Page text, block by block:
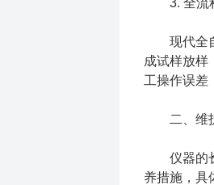
3. 全流程
现代全自
成试样放样
工操作误差
二、维
仪器的长
养措施，具